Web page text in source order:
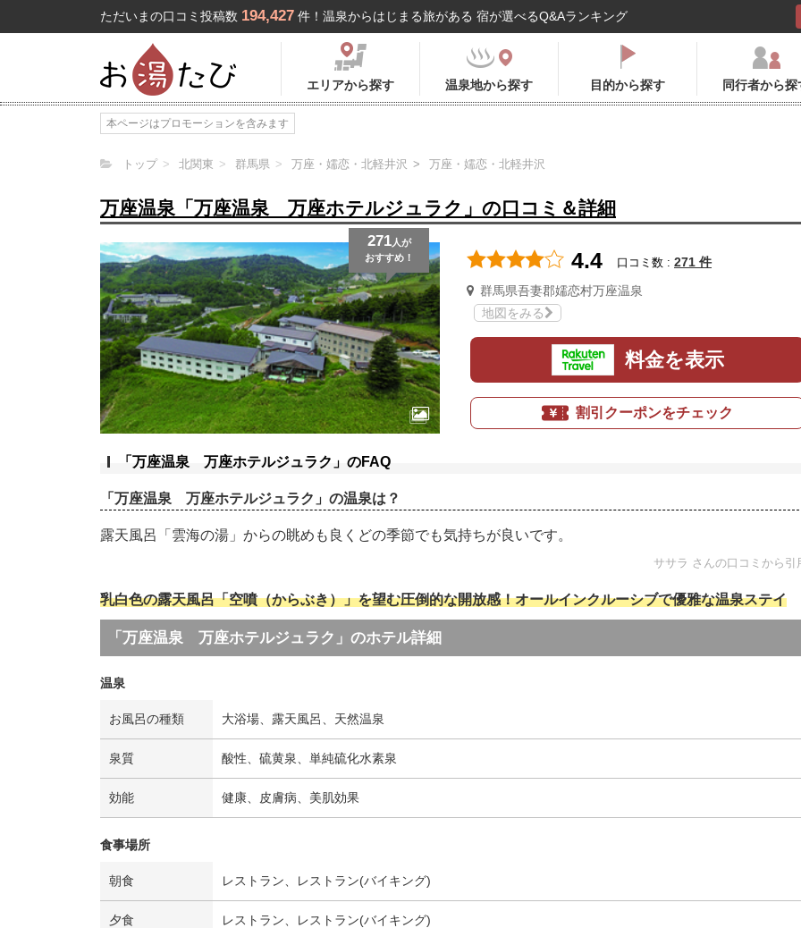
ただいまの口コミ投稿数 194,427 件！温泉からはじまる旅がある 宿が選べるQ&Aランキング
エリアから探す 温泉地から探す 目的から探す 同行者から探
本ページはプロモーションを含みます
トップ 北関東 群馬県 万座・嬬恋・北軽井沢 万座・嬬恋・北軽井沢
万座温泉「万座温泉 万座ホテルジュラク」の口コミ＆詳細
271人が
おすすめ！
4.4 口コミ数 : 271 件
群馬県吾妻郡嬬恋村万座温泉
地図をみる
料金を表示
割引クーポンをチェック
「万座温泉 万座ホテルジュラク」のFAQ
「万座温泉 万座ホテルジュラク」の温泉は？
露天風呂「雲海の湯」からの眺めも良くどの季節でも気持ちが良いです。
ササラ さんの口コミから引
乳白色の露天風呂「空噴（からぶき）」を望む圧倒的な開放感！オールインクルーシブで優雅な温泉ステイ
「万座温泉 万座ホテルジュラク」のホテル詳細
温泉
お風呂の種類 大浴場、露天風呂、天然温泉
泉質 酸性、硫黄泉、単純硫化水素泉
効能 健康、皮膚病、美肌効果
食事場所
朝食 レストラン、レストラン(バイキング)
夕食 レストラン、レストラン(バイキング)